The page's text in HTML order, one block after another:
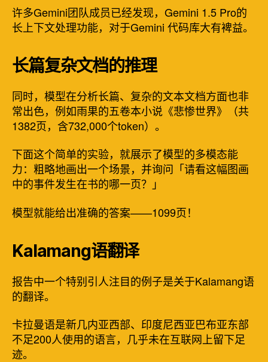
许多Gemini团队成员已经发现，Gemini 1.5 Pro的
长上下文处理功能，对于Gemini 代码库大有裨益。
长篇复杂文档的推理
同时，模型在分析长篇、复杂的文本文档方面也非
常出色，例如雨果的五卷本小说《悲惨世界》（共
1382页，含732,000个token）。
下面这个简单的实验，就展示了模型的多模态能
力：粗略地画出一个场景，并询问「请看这幅图画
中的事件发生在书的哪一页？」
模型就能给出准确的答案——1099页！
Kalamang语翻译
报告中一个特别引人注目的例子是关于Kalamang语
的翻译。
卡拉曼语是新几内亚西部、印度尼西亚巴布亚东部
不足200人使用的语言，几乎未在互联网上留下足
迹。